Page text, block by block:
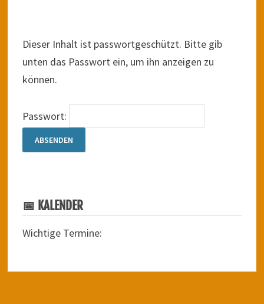
Dieser Inhalt ist passwortgeschützt. Bitte gib
unten das Passwort ein, um ihn anzeigen zu
können.
Passwort:
📅 KALENDER
Wichtige Termine: